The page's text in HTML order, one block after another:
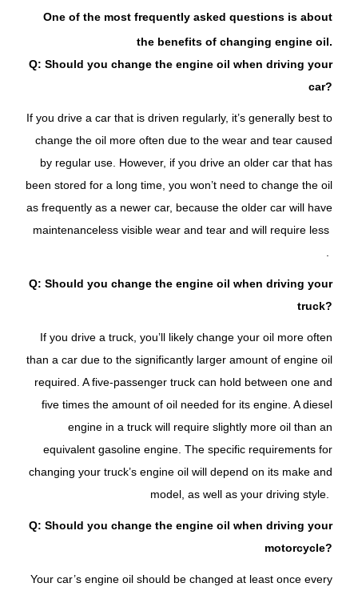
One of the most frequently asked questions is about
the benefits of changing engine oil.
Q: Should you change the engine oil when driving your
car?
If you drive a car that is driven regularly, it’s generally best to
change the oil more often due to the wear and tear caused
by regular use. However, if you drive an older car that has
been stored for a long time, you won’t need to change the oil
as frequently as a newer car, because the older car will have
less visible wear and tear and will require less
maintenance
Q: Should you change the engine oil when driving your
truck?
If you drive a truck, you’ll likely change your oil more often
than a car due to the significantly larger amount of engine oil
required. A five-passenger truck can hold between one and
five times the amount of oil needed for its engine. A diesel
engine in a truck will require slightly more oil than an
equivalent gasoline engine. The specific requirements for
changing your truck’s engine oil will depend on its make and
model, as well as your driving style.
Q: Should you change the engine oil when driving your
motorcycle?
Your car’s engine oil should be changed at least once every